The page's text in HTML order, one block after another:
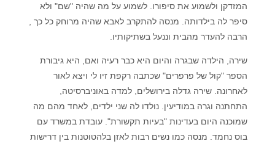
המזדקן ולשמוע את סיפורו. לשמוע על מה שהיה "שם" ולא
סיפר לה בילדותה. מנסה להתקרב לאבא שהיה מרוחק כל כך ,
הרבה להעדר מהבית וננעל בשתיקותיו.
שירה, הילדה שבגרה והיום היא כבר רעיה ואם, היא גיבורת
הספר "קול של פרפרים" שכתבה רקפת זיו לי ויצא לאור
לאחרונה. שירה גדלה בירושלים, למדה באוניברסיטה,
התחתנה וגרה במודיעין. נולדו לה שני ילדים, לאחד מהם מה
שמוכנה היום בעדינות "בעיות תקשורת". עובדת במשרד עם
בוס נחמד. מנסה כמו נשים רבות לאזן בלהטוטנות בין דרישות